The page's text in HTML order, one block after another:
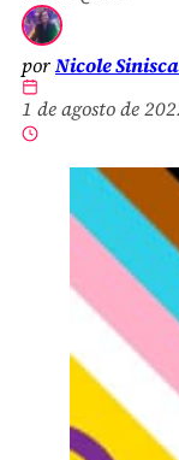
porNicole
1 de agosto de